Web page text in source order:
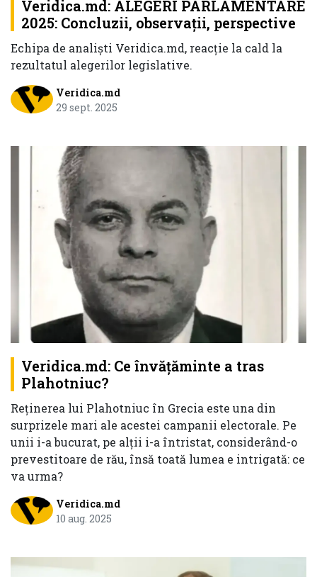
Veridica.md: ALEGERI PARLAMENTARE
2025: Concluzii, observații, perspective
Echipa de analiști Veridica.md, reacție la cald la
rezultatul alegerilor legislative.
Veridica.md
29 sept. 2025
Veridica.md: Ce învățăminte a tras
Plahotniuc?
Reținerea lui Plahotniuc în Grecia este una din
surprizele mari ale acestei campanii electorale. Pe
unii i-a bucurat, pe alții i-a întristat, considerând-o
prevestitoare de rău, însă toată lumea e intrigată: ce
va urma?
Veridica.md
10 aug. 2025